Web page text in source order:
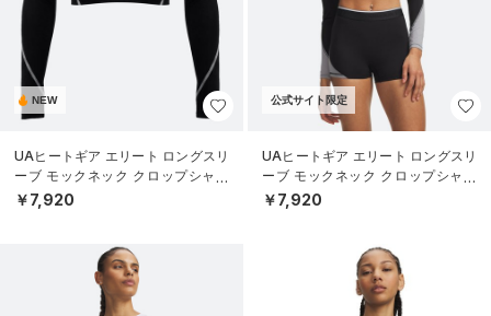
NEW
UAヒートギア エリート ロングスリ
ーブ モックネック クロップシャツ
（トレーニング/WOMEN）
￥7,920
公式サイト限定
UAヒートギア エリート ロングスリ
ーブ モックネック クロップシャツ
（トレーニング/WOMEN）
￥7,920